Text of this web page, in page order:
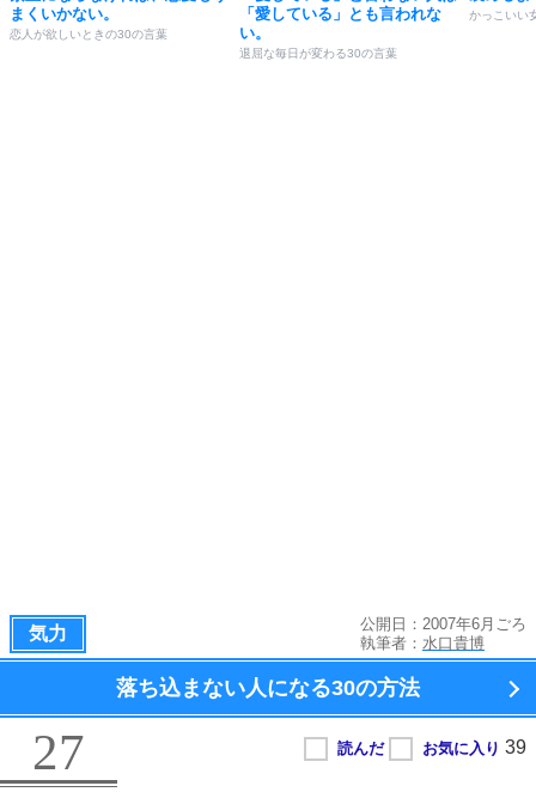
まくいかない。
恋人が欲しいときの30の言葉
「愛している」とも言われな
い。
退屈な毎日が変わる30の言葉
かっこいい
気力
公開日：2007年6月ごろ
執筆者： 水口貴博
落ち込まない人になる30の方法
27